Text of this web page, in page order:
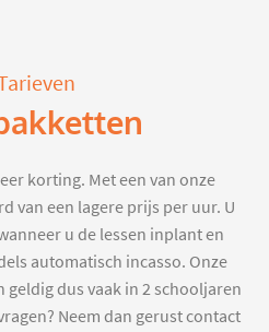
korting. Met een van onze
van een lagere prijs per uur. U
u de lessen inplant en
automatisch incasso. Onze
geldig dus vaak in 2 schooljaren
Neem dan gerust contact